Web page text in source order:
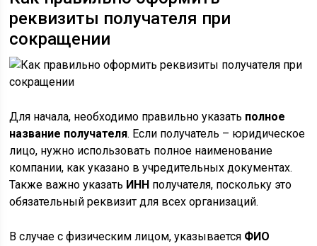
реквизиты получателя при
сокращении
Для начала, необходимо правильно указать полное
название получателя. Если получатель – юридическое
лицо, нужно использовать полное наименование
компании, как указано в учредительных документах.
Также важно указать ИНН получателя, поскольку это
обязательный реквизит для всех организаций.
В случае с физическим лицом, указывается ФИО